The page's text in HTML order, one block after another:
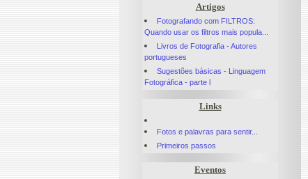
Artigos
Fotografando com FILTROS:
Quando usar os filtros mais popula...
Livros de Fotografia - Autores
portugueses
Sugestões básicas - Linguagem
Fotográfica - parte l
Links
Fotos e palavras para sentir...
Primeiros passos
Eventos